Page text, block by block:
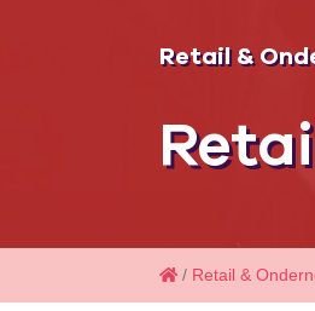
Retail &
/ Retail &